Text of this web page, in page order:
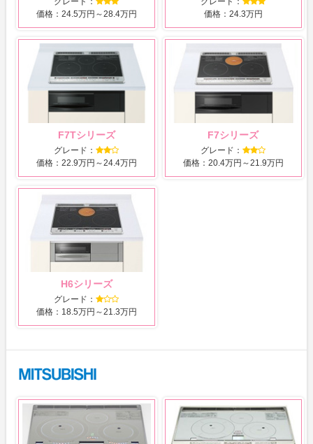
価格：24.5万円～28.4万円
価格：24.3万円
F7Tシリーズ
グレード：
価格：22.9万円～24.4万円
F7シリーズ
グレード：
価格：20.4万円～21.9万円
H6シリーズ
グレード：
価格：18.5万円～21.3万円